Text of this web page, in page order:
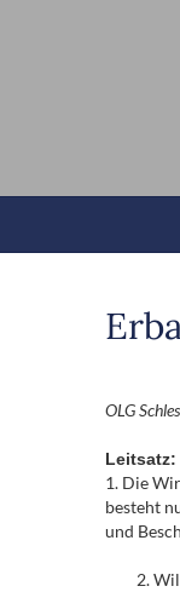
OLG
Leitsatz:
1. Die
besteht
und